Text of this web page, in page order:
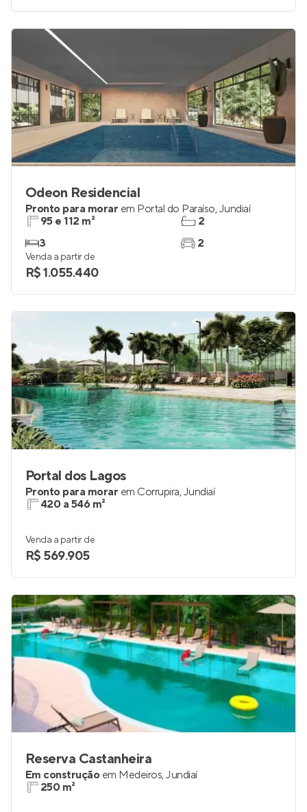
Odeon Residencial
Pronto para morar em Portal do Paraíso,Jundiaí
95 e 112 m²
3
2
2
Venda a partir de
R$ 1.055.440
Portal dos Lagos
Pronto para morar em Corrupira,Jundiaí
420 a 546 m²
Venda a partir de
R$ 569.905
Reserva Castanheira
Em construção em Medeiros,Jundiaí
250 m²